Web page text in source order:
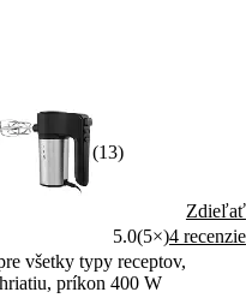
(13)
Zdieľať
5.0(5×)4 recenzie
všetky typy receptov,
príkon 400 W